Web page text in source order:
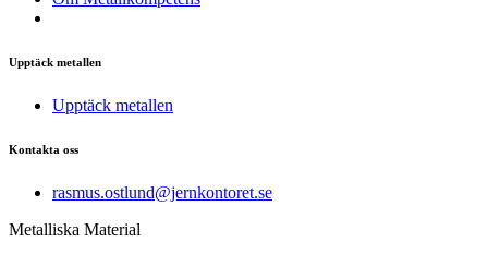
Upptäck metallen
Upptäck metallen
Kontakta oss
rasmus.ostlund@jernkontoret.se
Metalliska Material